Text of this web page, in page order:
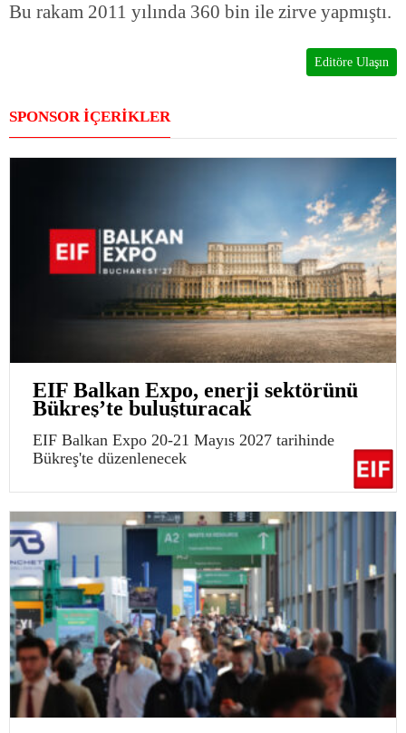
Bu rakam 2011 yılında 360 bin ile zirve yapmıştı.
Editöre Ulaşın
SPONSOR İÇERİKLER
EIF Balkan Expo, enerji sektörünü
Bükreş’te buluşturacak
EIF Balkan Expo 20-21 Mayıs 2027 tarihinde
Bükreş'te düzenlenecek